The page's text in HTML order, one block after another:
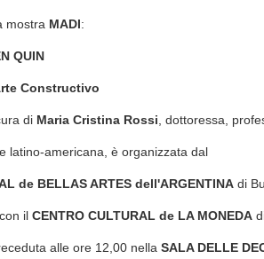
mostra MADI:
QUIN
Constructivo
di Maria Cristina Rossi , dottoressa,
latino-americana, è organizzata dal
de BELLAS ARTES dell'ARGENTINA di
il CENTRO CULTURAL de LA MONEDA
alle ore 12,00 nella SALA DELLE